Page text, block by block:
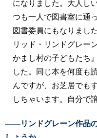
になりました。大人し
つも一人で図書室に通
図書委員にもなりまし
リッド・リンドグレー
かまし村の子どもたち
した。同じ本を何度も
んですが、お芝居でも
しちゃいます。自分で
――リンドグレーン作品